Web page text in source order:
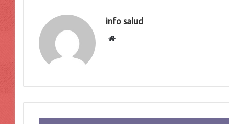
info salud
Sitio